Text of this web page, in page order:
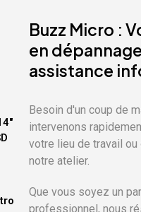
Buzz Micro :
en
assistance
Besoin d'un coup de
intervenons
votre lieu de travail
notre atelier.
Que vous soyez un
professionnel, nous